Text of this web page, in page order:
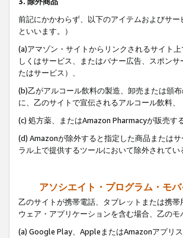
前記にかかわらず、以下のアイテムおよびサ
といいます。）
(a)アマゾン・サイトからリンクされるサイト
しくはサービス、またはバナー広告、スポン
たはサービス）、
(b)乙がアルコール飲料の製造、卸売または頒
に、乙のサイトで宣伝されるアルコール飲料、
(c) 処方薬、またはAmazon Pharmacyが販売す
(d) Amazonが除外すると指定した商品または
ラル上で提供するツールにおいて除外されて
アソシエイト・プログラム・モ
乙のサイトが携帯電話、タブレットまたは携帯
ウェア・アプリケーションを含む場合、乙の
(a) Google Play、AppleまたはAmazonアプリ